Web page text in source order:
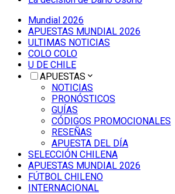
Mundial 2026
APUESTAS MUNDIAL 2026
ULTIMAS NOTICIAS
COLO COLO
U DE CHILE
APUESTAS
NOTICIAS
PRONÓSTICOS
GUÍAS
CÓDIGOS PROMOCIONALES
RESEÑAS
APUESTA DEL DÍA
SELECCIÓN CHILENA
APUESTAS MUNDIAL 2026
FÚTBOL CHILENO
INTERNACIONAL